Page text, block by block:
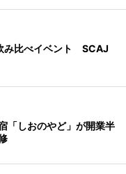
み比べイベント SCAJ
「しおのやど」が開業半